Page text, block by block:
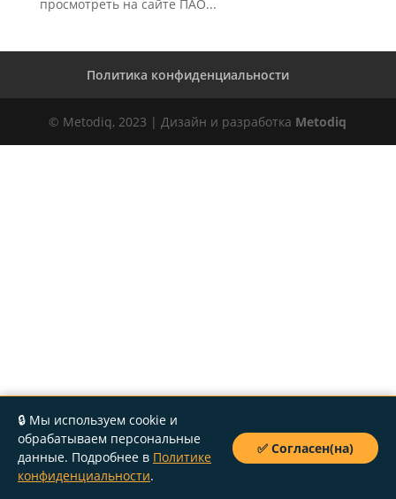
просмотреть на сайте ПАО...
Политика конфиденциальности
© Metodiq, 2023 | Дизайн и разработка Metodiq
🔒 Мы используем cookie и
обрабатываем персональные
данные. Подробнее в Политике
конфиденциальности.
✅ Согласен(на)